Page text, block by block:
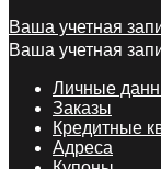
Ваша учетная
Ваша учетная
Личные
Заказы
Кредитные
Адреса